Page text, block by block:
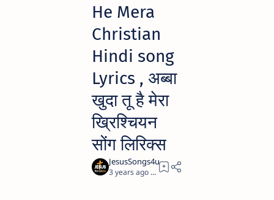
He Mera
Christian
Hindi song
Lyrics , अब्बा
खुदा तू है मेरा
ख्रिश्चियन
सोंग लिरिक्स
3 years ago 1